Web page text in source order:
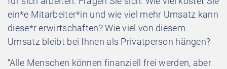
ein*e Mitarbeiter*in und wie viel mehr Umsatz kann
diese*r erwirtschaften? Wie viel von diesem
Umsatz bleibt bei Ihnen als Privatperson hängen?
“Alle Menschen können finanziell frei werden, aber